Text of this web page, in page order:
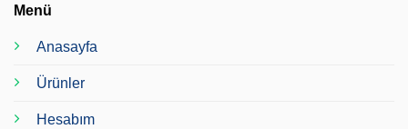
Menü
Anasayfa
Ürünler
Hesabım